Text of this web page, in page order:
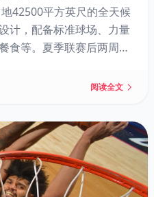
42500平方英尺的全天候
计，配备标准球场、力量
食等。夏季联赛后两周内
训练首选。
阅读全文